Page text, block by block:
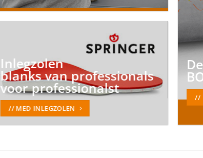
//
Inlegzolen
blanks van professionals
voor professionalst
// MED INLEGZOLEN